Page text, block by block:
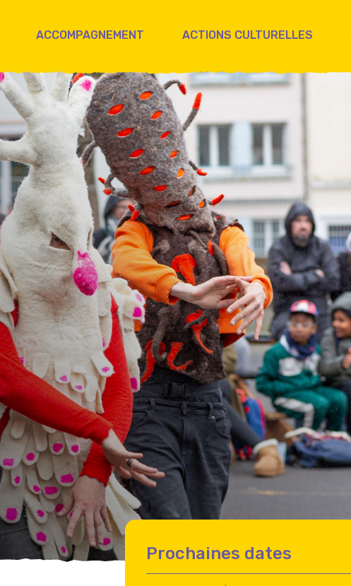
ACCOMPAGNEMENT ACTIONS CULTURELLES
Prochaines dates